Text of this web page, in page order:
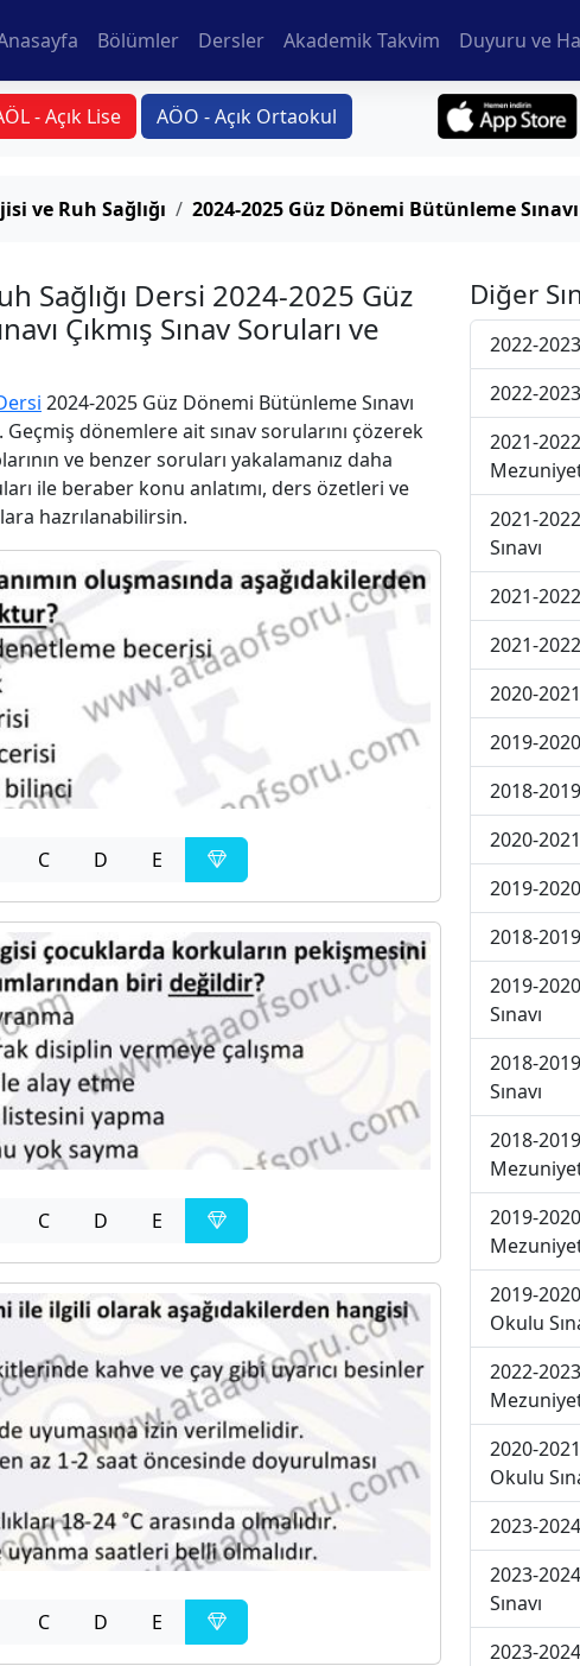
Bölümler Dersler Akademik Takvim Duyuru ve
- Açık Lise AÖO - Açık Ortaokul
ve Ruh Sağlığı 2024-2025 Güz Dönemi Bütünleme Sınavı
Sağlığı Dersi 2024-2025 Güz
Çıkmış Sınav Soruları ve
2024-2025 Güz Dönemi Bütünleme Sınavı
Geçmiş dönemlere ait sınav sorularını çözerek
ve benzer soruları yakalamanız daha
ile beraber konu anlatımı, ders özetleri ve
hazrılanabilirsin.
C D E
C D E
C D E
Diğer
2022-
2022-
2021-
2021-
Sınavı
2021-
2021-
2020-
2019-
2018-
2020-
2019-
2018-
2019-
Sınavı
2018-
Sınavı
2018-
2019-
2019-
Okulu
2022-
2020-
Okulu
2023-
2023-
Sınavı
2023-